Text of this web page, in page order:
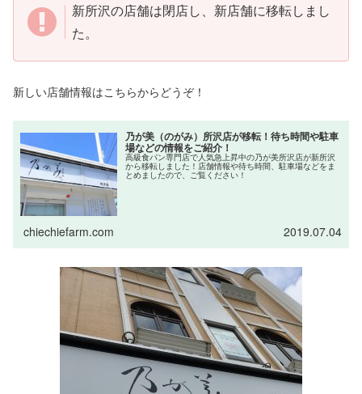
新所沢の店舗は閉店し、新店舗に移転しまし
た。
新しい店舗情報はこちらからどうぞ！
乃が美（のがみ）所沢店が移転！待ち時間や駐車
場などの情報をご紹介！
高級食パン専門店で人気急上昇中の乃が美所沢店が新所沢
から移転しました！店舗情報や待ち時間、駐車場などをま
とめましたので、ご覧ください！
chiechiefarm.com 2019.07.04